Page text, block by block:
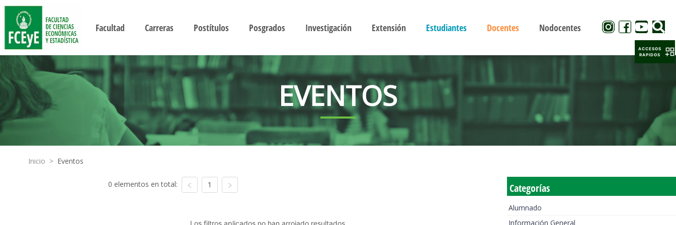
Facultad Carreras Postítulos Posgrados Investigación Extensión Estudiantes Docentes Nodocentes
EVENTOS
Inicio > Eventos
0 elementos en total: 1
Los filtros aplicados no han arrojado resultados
Categorías
Alumnado
Información General
ACCESOS
RAPIDOS